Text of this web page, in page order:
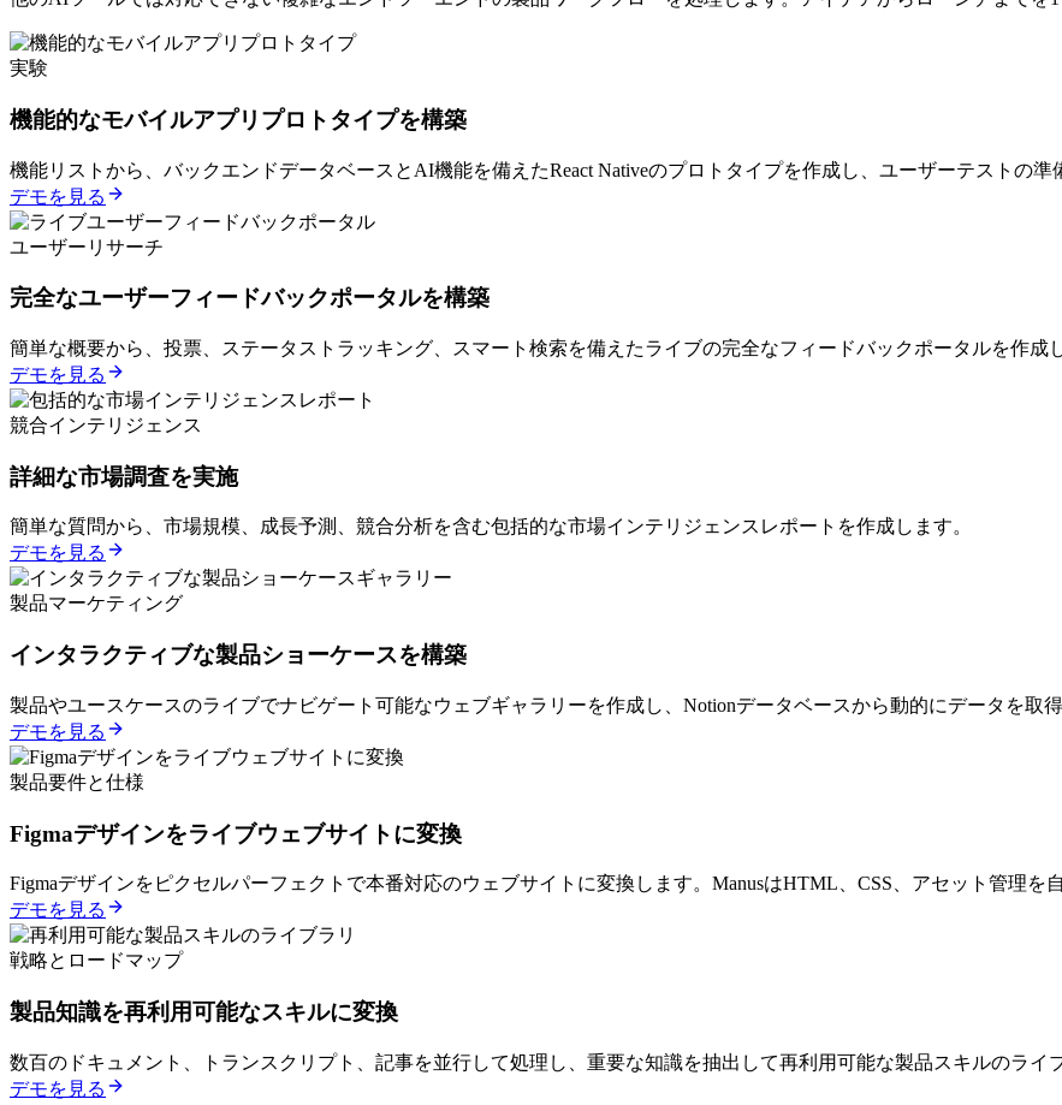
実験
機能的なモバイルアプリプロトタイプを構築
機能リストから、バックエンドデータベースとAI機能を備えたReact Nativeのプロトタイプを作成し、ユーザーテストの準
デモを見る
ユーザーリサーチ
完全なユーザーフィードバックポータルを構築
簡単な概要から、投票、ステータストラッキング、スマート検索を備えたライブの完全なフィードバックポータルを作成
デモを見る
競合インテリジェンス
詳細な市場調査を実施
簡単な質問から、市場規模、成長予測、競合分析を含む包括的な市場インテリジェンスレポートを作成します。
デモを見る
製品マーケティング
インタラクティブな製品ショーケースを構築
製品やユースケースのライブでナビゲート可能なウェブギャラリーを作成し、Notionデータベースから動的にデータを取
デモを見る
製品要件と仕様
Figmaデザインをライブウェブサイトに変換
Figmaデザインをピクセルパーフェクトで本番対応のウェブサイトに変換します。ManusはHTML、CSS、アセット管理を
デモを見る
戦略とロードマップ
製品知識を再利用可能なスキルに変換
数百のドキュメント、トランスクリプト、記事を並行して処理し、重要な知識を抽出して再利用可能な製品スキルのライ
デモを見る